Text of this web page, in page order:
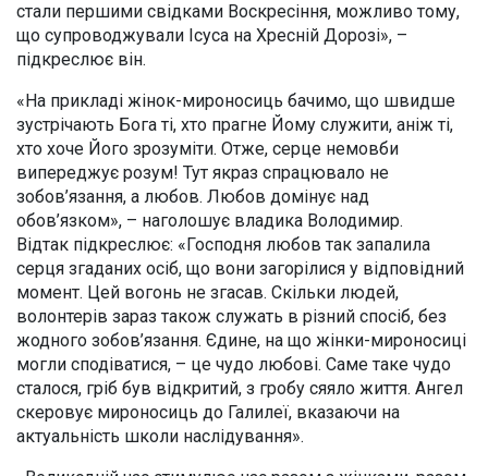
стали першими свідками Воскресіння, можливо тому,
що супроводжували Ісуса на Хресній Дорозі», –
підкреслює він.
«На прикладі жінок-мироносиць бачимо, що швидше
зустрічають Бога ті, хто прагне Йому служити, аніж ті,
хто хоче Його зрозуміти. Отже, серце немовби
випереджує розум! Тут якраз спрацювало не
зобов’язання, а любов. Любов домінує над
обов’язком», – наголошує владика Володимир.
Відтак підкреслює: «Господня любов так запалила
серця згаданих осіб, що вони загорілися у відповідний
момент. Цей вогонь не згасав. Скільки людей,
волонтерів зараз також служать в різний спосіб, без
жодного зобов’язання. Єдине, на що жінки-мироносиці
могли сподіватися, – це чудо любові. Саме таке чудо
сталося, гріб був відкритий, з гробу сяяло життя. Ангел
скеровує мироносиць до Галилеї, вказаючи на
актуальність школи наслідування».